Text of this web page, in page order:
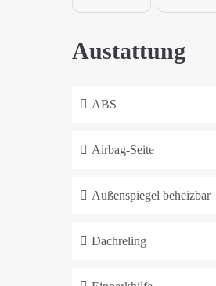
Austattung
ABS
Airbag-Seite
Außenspiegel beheizbar
Dachreling